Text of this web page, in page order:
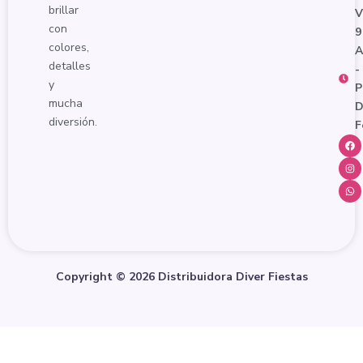
brillar
con
colores,
detalles
y
mucha
diversión.
9
-
F
a
c
e
b
o
o
k
I
n
s
t
a
g
r
a
W
h
a
t
s
a
p
p
Copyright © 2026 Distribuidora Diver Fiestas